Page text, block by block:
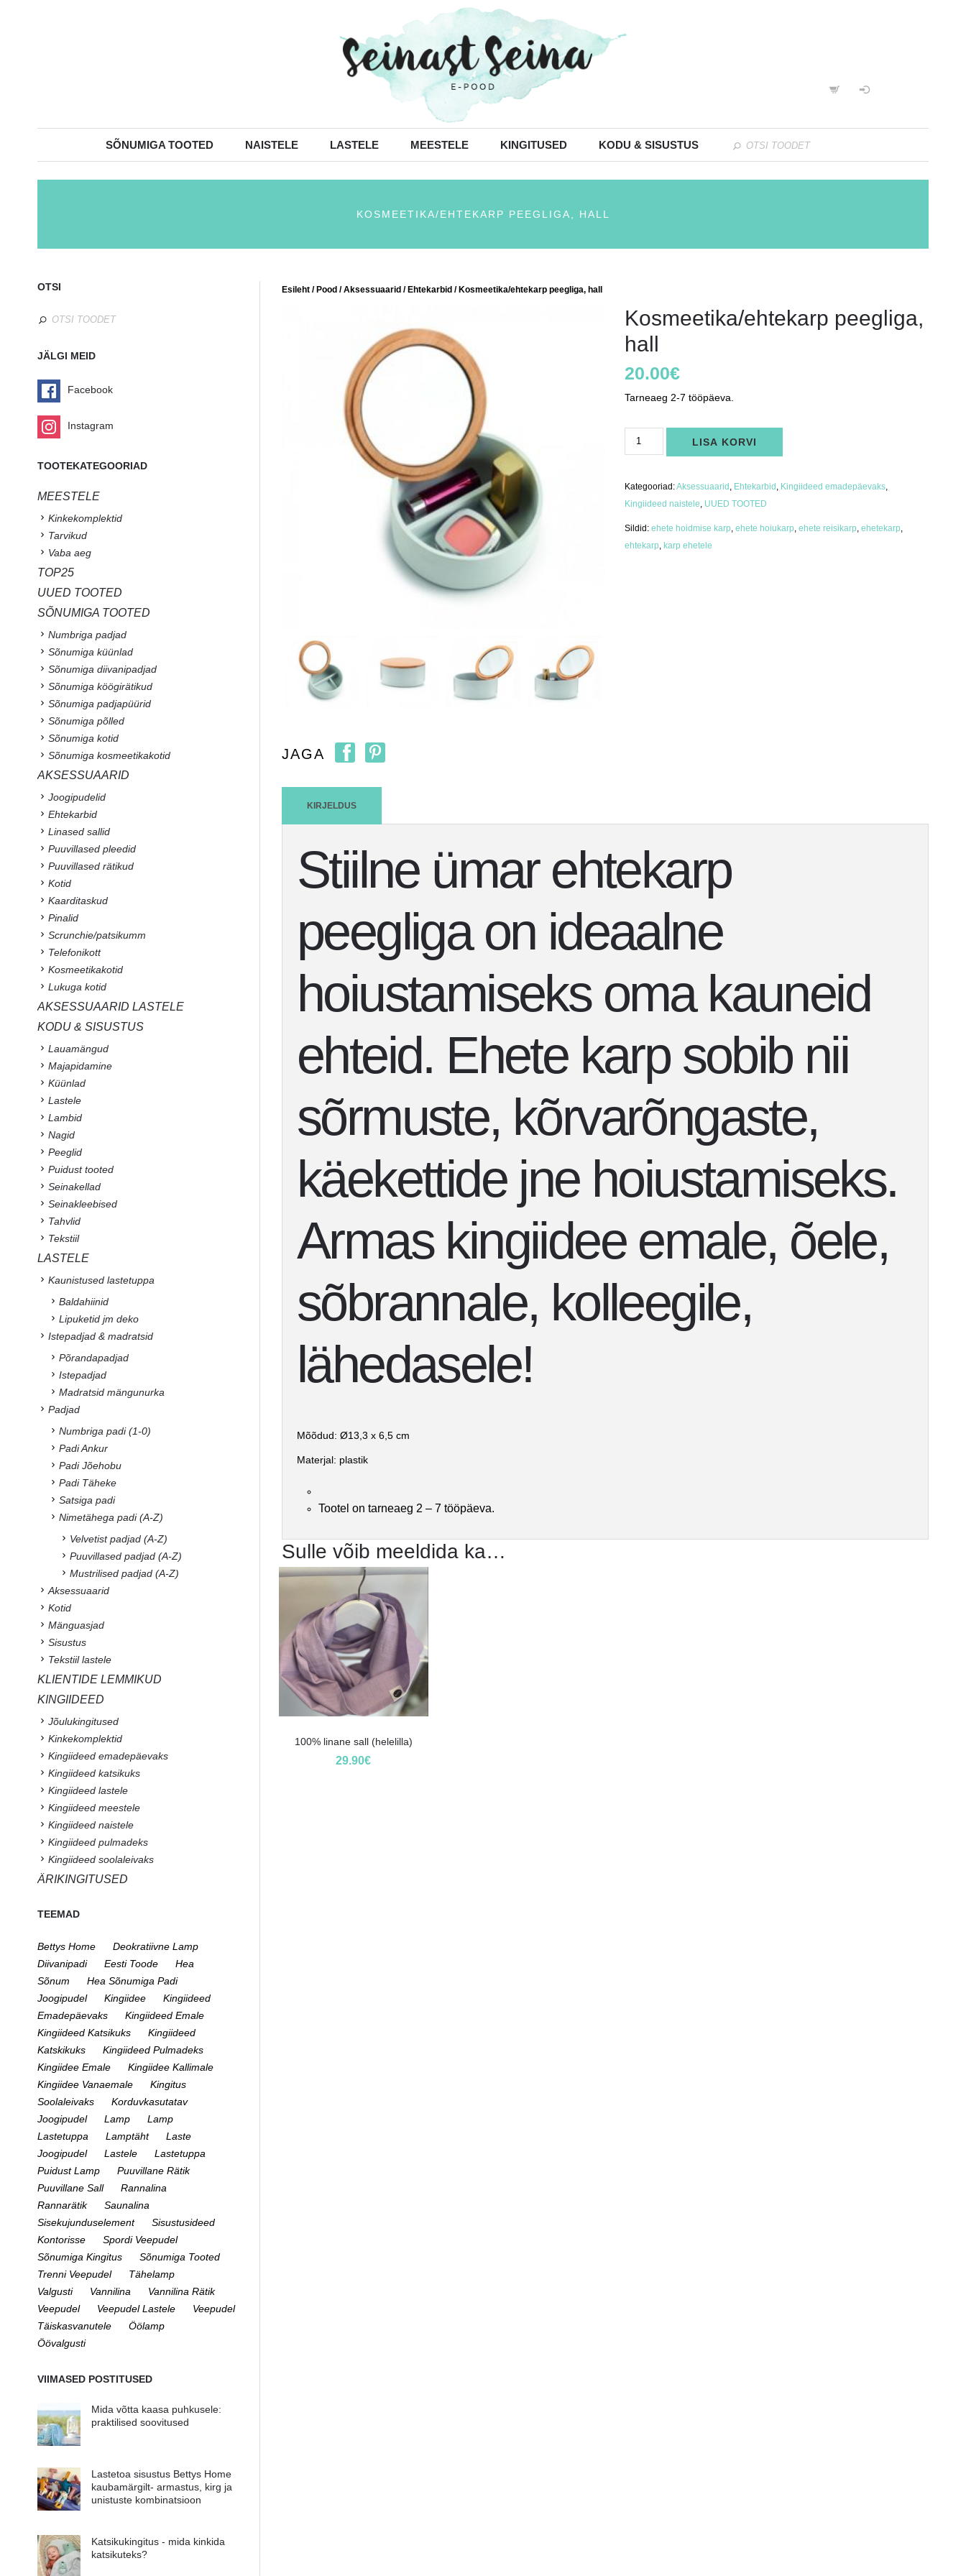
SÕNUMIGA TOOTED NAISTELE LASTELE MEESTELE KINGITUSED KODU & SISUSTUS
KOSMEETIKA/EHTEKARP PEEGLIGA, HALL
Esileht /Pood /Aksessuaarid /Ehtekarbid / Kosmeetika/ehtekarp peegliga, hall
Kosmeetika/ehtekarp peegliga,
hall
20.00€
Tarneaeg 2-7 tööpäeva.
peegliga,
hall
LISA KORVI
Kategooriad:Aksessuaarid Ehtekarbid Kingiideed emadepäevaks
Kingiideed naistele UUED TOOTED
Sildid:ehete hoidmise karp ,ehete hoiukarp ,ehete reisikarp ,ehetekarp
ehtekarp ,karp ehetele
JAGA
KIRJELDUS
Stiilne ümar ehtekarp
peegliga on ideaalne
hoiustamiseks oma kauneid
ehteid. Ehete karp sobib nii
sõrmuste, kõrvarõngaste,
käekettide jne hoiustamiseks.
Armas kingiidee emale, õele,
sõbrannale, kolleegile,
lähedasele!
Mõõdud: Ø13,3 x 6,5 cm
Materjal: plastik
Tootel on tarneaeg 2 – 7 tööpäeva.
Sulle võib meeldida ka…
100% linane sall (helelilla)
29.90€
OTSI
JÄLGI MEID
Facebook
Instagram
TOOTEKATEGOORIAD
MEESTELE
Kinkekomplektid
Tarvikud
Vaba aeg
TOP25
UUED TOOTED
SÕNUMIGA TOOTED
Numbriga padjad
Sõnumiga küünlad
Sõnumiga diivanipadjad
Sõnumiga köögirätikud
Sõnumiga padjapüürid
Sõnumiga põlled
Sõnumiga kotid
Sõnumiga kosmeetikakotid
AKSESSUAARID
Joogipudelid
Ehtekarbid
Linased sallid
Puuvillased pleedid
Puuvillased rätikud
Kotid
Kaarditaskud
Pinalid
Scrunchie/patsikumm
Telefonikott
Kosmeetikakotid
Lukuga kotid
AKSESSUAARID LASTELE
KODU & SISUSTUS
Lauamängud
Majapidamine
Küünlad
Lastele
Lambid
Nagid
Peeglid
Puidust tooted
Seinakellad
Seinakleebised
Tahvlid
Tekstiil
LASTELE
Kaunistused lastetuppa
Baldahiinid
Lipuketid jm deko
Istepadjad & madratsid
Põrandapadjad
Istepadjad
Madratsid mängunurka
Padjad
Numbriga padi (1-0)
Padi Ankur
Padi Jõehobu
Padi Täheke
Satsiga padi
Nimetähega padi (A-Z)
Velvetist padjad (A-Z)
Puuvillased padjad (A-Z)
Mustrilised padjad (A-Z)
Aksessuaarid
Kotid
Mänguasjad
Sisustus
Tekstiil lastele
KLIENTIDE LEMMIKUD
KINGIIDEED
Jõulukingitused
Kinkekomplektid
Kingiideed emadepäevaks
Kingiideed katsikuks
Kingiideed lastele
Kingiideed meestele
Kingiideed naistele
Kingiideed pulmadeks
Kingiideed soolaleivaks
ÄRIKINGITUSED
TEEMAD
Bettys Home
Deokratiivne Lamp
Diivanipadi
Eesti Toode
Hea
Sõnum
Hea Sõnumiga Padi
Joogipudel
Kingiidee
Kingiideed
Emadepäevaks
Kingiideed Emale
Kingiideed Katsikuks
Kingiideed
Katskikuks
Kingiideed Pulmadeks
Kingiidee Emale
Kingiidee Kallimale
Kingiidee Vanaemale
Kingitus
Soolaleivaks
Korduvkasutatav
Joogipudel
Lamp
Lamp
Lastetuppa
Lamptäht
Laste
Joogipudel
Lastele
Lastetuppa
Puidust Lamp
Puuvillane Rätik
Puuvillane Sall
Rannalina
Rannarätik
Saunalina
Sisekujunduselement
Sisustusideed
Kontorisse
Spordi Veepudel
Sõnumiga Kingitus
Sõnumiga Tooted
Trenni Veepudel
Tähelamp
Valgusti
Vannilina
Vannilina Rätik
Veepudel
Veepudel Lastele
Veepudel
Täiskasvanutele
Öölamp
Öövalgusti
VIIMASED POSTITUSED
Mida võtta kaasa puhkusele:
praktilised soovitused
Lastetoa sisustus Bettys Home
kaubamärgilt- armastus, kirg ja
unistuste kombinatsioon
Katsikukingitus - mida kinkida
katsikuteks?